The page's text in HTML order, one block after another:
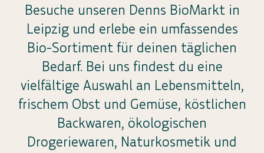
Besuche unseren Denns BioMarkt in
Leipzig und erlebe ein umfassendes
Bio-Sortiment für deinen täglichen
Bedarf. Bei uns findest du eine
vielfältige Auswahl an Lebensmitteln,
frischem Obst und Gemüse, köstlichen
Backwaren, ökologischen
Drogeriewaren, Naturkosmetik und